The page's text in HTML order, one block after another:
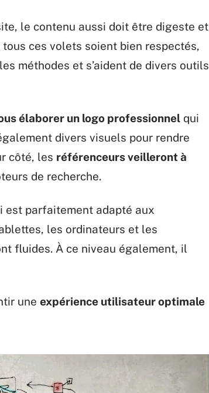
le contenu aussi doit être digeste et
ces volets soient bien respectés,
méthodes et s’aident de divers outils
élaborer un logo professionnel qui
divers visuels pour rendre
côté, les référenceurs veilleront à
de recherche.
est parfaitement adapté aux
les ordinateurs et les
fluides. À ce niveau également, il
une expérience utilisateur optimale